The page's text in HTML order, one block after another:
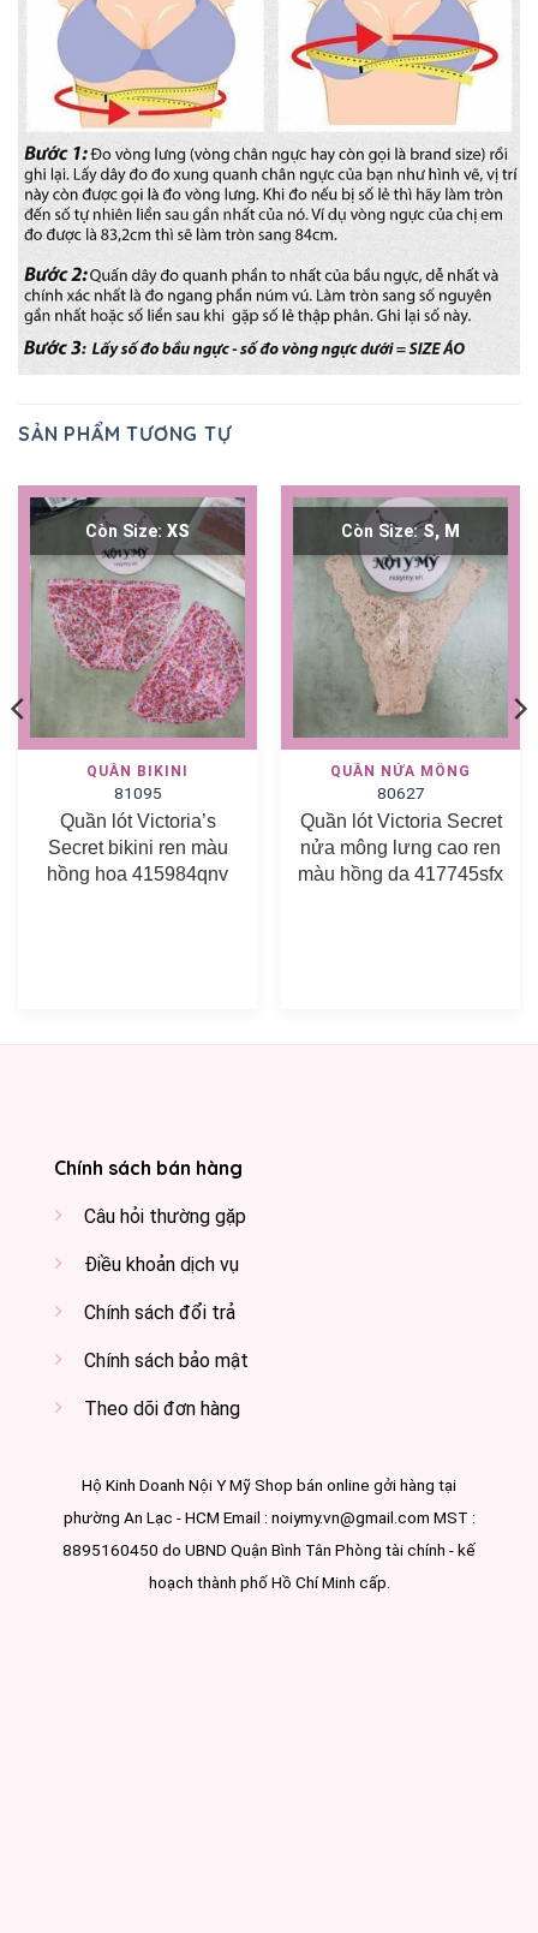
SẢN PHẨM TƯƠNG TỰ
Còn Size: XS
QUẦN BIKINI
81095
Quần lót Victoria’s
Secret bikini ren màu
hồng hoa 415984qnv
Còn Size:S, M
QUẦN NỬA MÔNG
80627
Quần lót Victoria Secret
nửa mông lưng cao ren
màu hồng da 417745sfx
Chính sách bán hàng
Câu hỏi thường gặp
Điều khoản dịch vụ
Chính sách đổi trả
Chính sách bảo mật
Theo dõi đơn hàng
Hộ Kinh Doanh Nội Y Mỹ Shop bán online gởi hàng tại
phường An Lạc - HCM Email : noiymy.vn@gmail.com MST :
8895160450 do UBND Quận Bình Tân Phòng tài chính - kế
hoạch thành phố Hồ Chí Minh cấp.